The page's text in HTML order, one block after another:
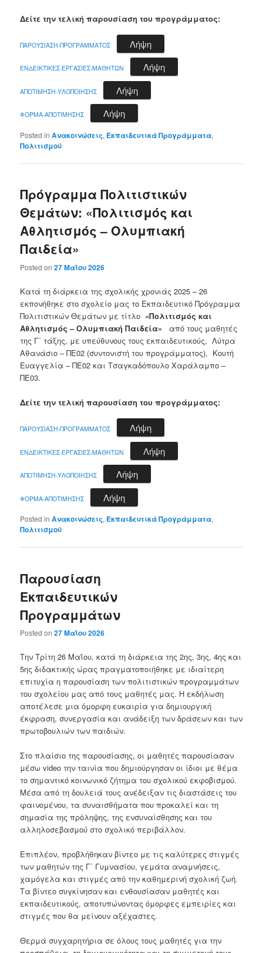
Δείτε την τελική παρουσίαση του προγράμματος:
ΠΑΡΟΥΣΙΑΣΗ-ΠΡΟΓΡΑΜΜΑΤΟΣ Λήψη
ΕΝΔΕΙΚΤΙΚΕΣ-ΕΡΓΑΣΙΕΣ-ΜΑΘΗΤΩΝ Λήψη
ΑΠΟΤΙΜΗΣΗ-ΥΛΟΠΟΙΗΣΗΣ Λήψη
ΦΟΡΜΑ-ΑΠΟΤΙΜΗΣΗΣ Λήψη
Posted in Ανακοινώσεις, Εκπαιδευτικά Προγράμματα,
Πολιτισμού
Πρόγραμμα Πολιτιστικών
Θεμάτων: «Πολιτισμός και
Αθλητισμός – Ολυμπιακή
Παιδεία»
Posted on27 Μαΐου 2026
Κατά τη διάρκεια της σχολικής χρονιάς 2025 – 26
εκπονήθηκε στο σχολείο μας το Εκπαιδευτικό Πρόγραμμα
Πολιτιστικών Θεμάτων με τίτλο «Πολιτισμός και
Αθλητισμός – Ολυμπιακή Παιδεία»
από τους μαθητές
της Γ΄ τάξης, με υπεύθυνους τους εκπαιδευτικούς, Λύτρα
Αθανάσιο – ΠΕ02 (συντονιστή του προγράμματος), Κουτή
Ευαγγελία – ΠΕ02 και Τσαγκαδόπουλο Χαράλαμπο –
ΠΕ03.
Δείτε την τελική παρουσίαση του προγράμματος:
ΠΑΡΟΥΣΙΑΣΗ-ΠΡΟΓΡΑΜΜΑΤΟΣ Λήψη
ΕΝΔΕΙΚΤΙΚΕΣ-ΕΡΓΑΣΙΕΣ-ΜΑΘΗΤΩΝ Λήψη
ΑΠΟΤΙΜΗΣΗ-ΥΛΟΠΟΙΗΣΗΣ Λήψη
ΦΟΡΜΑ-ΑΠΟΤΙΜΗΣΗΣ Λήψη
Posted in Ανακοινώσεις, Εκπαιδευτικά Προγράμματα,
Πολιτισμού
Παρουσίαση
Εκπαιδευτικών
Προγραμμάτων
Posted on27 Μαΐου 2026
Την Τρίτη 26 Μαΐου, κατά τη διάρκεια της 2ης, 3ης, 4ης και
5ης διδακτικής ώρας πραγματοποιήθηκε με ιδιαίτερη
επιτυχία η παρουσίαση των πολιτιστικών προγραμμάτων
του σχολείου μας από τους μαθητές μας. Η εκδήλωση
αποτέλεσε μια όμορφη ευκαιρία για δημιουργική
έκφραση, συνεργασία και ανάδειξη των δράσεων και των
πρωτοβουλιών των παιδιών.
Στο πλαίσιο της παρουσίασης, οι μαθητές παρουσίασαν
μέσω video την ταινία που δημιούργησαν οι ίδιοι με θέμα
το σημαντικό κοινωνικό ζήτημα του σχολικού εκφοβισμού.
Μέσα από τη δουλειά τους ανέδειξαν τις διαστάσεις του
φαινομένου, τα συναισθήματα που προκαλεί και τη
σημασία της πρόληψης, της ενσυναίσθησης και του
αλληλοσεβασμού στο σχολικό περιβάλλον.
Επιπλέον, προβλήθηκαν βίντεο με τις καλύτερες στιγμές
των μαθητών της Γ΄ Γυμνασίου, γεμάτα αναμνήσεις,
χαμόγελα και στιγμές από την καθημερινή σχολική ζωή.
Τα βίντεο συγκίνησαν και ενθουσίασαν μαθητές και
εκπαιδευτικούς, αποτυπώνοντας όμορφες εμπειρίες και
στιγμές που θα μείνουν αξέχαστες.
Θερμά συγχαρητήρια σε όλους τους μαθητές για την